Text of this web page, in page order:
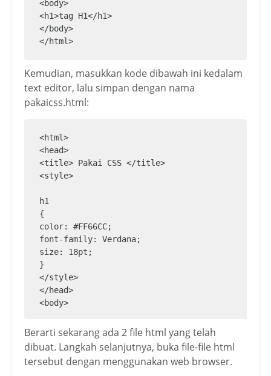
<body>
<h1>tag H1</h1>
</body>
</html>
Kemudian, masukkan kode dibawah ini kedalam
text editor, lalu simpan dengan nama
pakaicss.html:
<html>
<head>
<title> Pakai CSS </title>
<style>
h1
{
color: #FF66CC;
font-family: Verdana;
size: 18pt;
}
</style>
</head>
<body>
</body>
Berarti sekarang ada 2 file html yang telah
dibuat. Langkah selanjutnya, buka file-file html
tersebut dengan menggunakan web browser.